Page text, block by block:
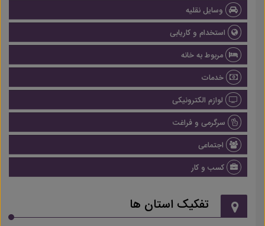
وسایل نقلیه
استخدام و کاریابی
مربوط به خانه
خدمات
لوازم الکترونیکی
سرگرمی و فراغت
اجتماعی
کسب و کار
تفکیک استان ها